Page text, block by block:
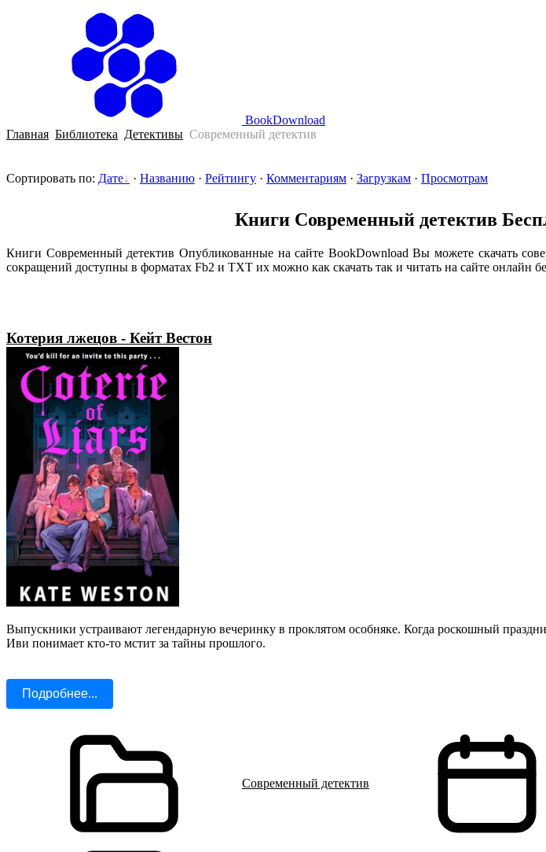
BookDownload
Главная Библиотека Детективы Современный детектив
Сортировать по: Дате · Названию · Рейтингу · Комментариям · Загрузкам · Просмотрам
Книги Современный детектив
Книги Современный детектив Опубликованные на сайте BookDownload Вы можете скачать
сокращений доступны в форматах Fb2 и TXT их можно как скачать так и читать на сайте онлайн
Котерия лжецов - Кейт Вестон
Выпускники устраивают легендарную вечеринку в проклятом особняке. Когда роскошный
Иви понимает кто-то мстит за тайны прошлого.
Подробнее...
Современный детектив